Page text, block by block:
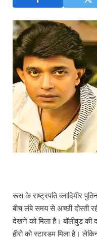
रूस के राष्ट्रपति व्लादिमीर
बीच लंबे समय से अच्छी दोस्ती
देखने को मिला है। बॉलीवुड की
हीरो को स्टारडम मिला है।